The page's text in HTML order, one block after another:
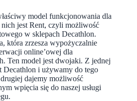
model funkcjonowania dla
jest Rent, czyli możliwość
w sklepach Decathlon.
która zrzesza wypożyczalnie
online’owej dla
Ten model jest dwojaki. Z jednej
Decathlon i używamy do tego
dajemy możliwość
wpięcia się do naszej usługi